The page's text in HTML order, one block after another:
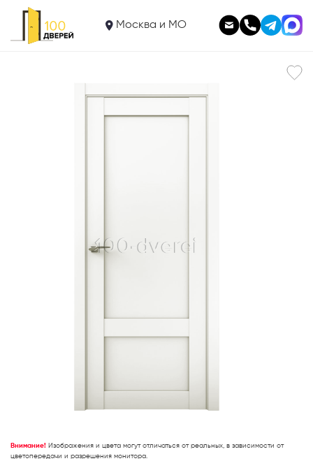
Москва и МО
Межкомнатная дверь
ПР 28 Милк глухая
11 295
В корзину
Внимание! Изображения и цвета могут отличаться от реальных, в зависимости от
цветопередачи и разрешения монитора.